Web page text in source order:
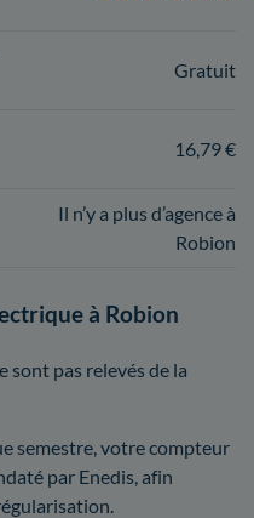
Gratuit
16,79 €
Il n’y a plus d’agence à
Robion
à Robion
sont pas relevés de la
semestre, votre compteur
par Enedis, afin